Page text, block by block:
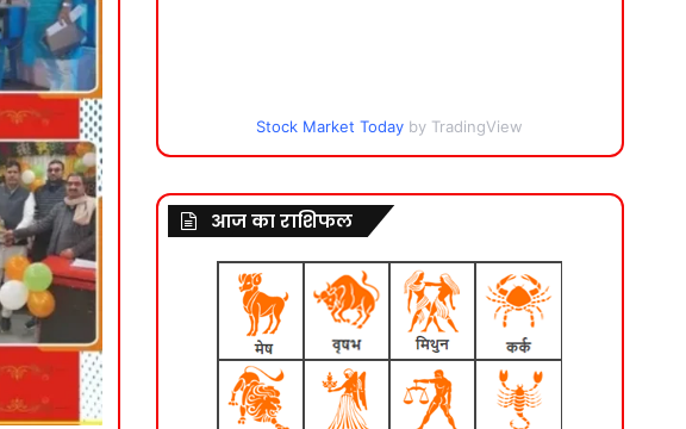
Stock Market Today by TradingView
आज का राशिफल